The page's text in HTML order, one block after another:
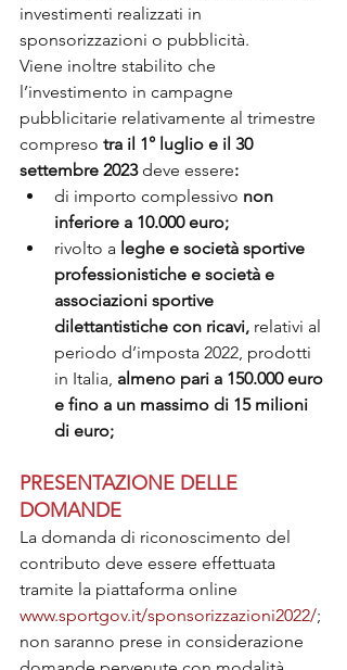
investimenti realizzati in
sponsorizzazioni o pubblicità.
Viene inoltre stabilito che
l’investimento in campagne
pubblicitarie relativamente al trimestre
compreso tra il 1° luglio e il 30
settembre 2023 deve essere:
di importo complessivo non
inferiore a 10.000 euro;
rivolto a leghe e società sportive
professionistiche e società e
associazioni sportive
dilettantistiche con ricavi, relativi al
periodo d’imposta 2022, prodotti
in Italia, almeno pari a 150.000 euro
e fino a un massimo di 15 milioni
di euro;
PRESENTAZIONE DELLE
DOMANDE
La domanda di riconoscimento del
contributo deve essere effettuata
tramite la piattaforma online
www.sportgov.it/sponsorizzazioni2022/;
non saranno prese in considerazione